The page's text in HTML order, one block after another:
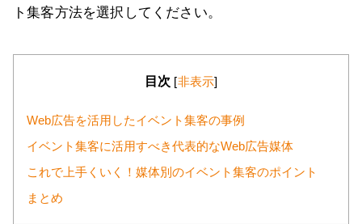
ト集客方法を選択してください。
目次 [非表示]
Web広告を活用したイベント集客の事例
イベント集客に活用すべき代表的なWeb広告媒体
これで上手くいく！媒体別のイベント集客のポイント
まとめ